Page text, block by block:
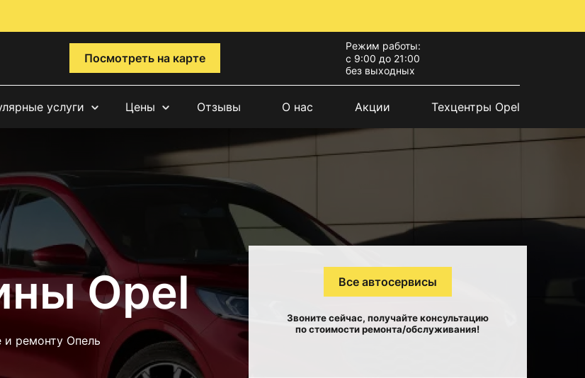
Посмотреть на карте
Режим работы:
с 9:00 до 21:00
без выходных
услуги Цены Отзывы О нас Акции Техцентры Opel
Opel
и ремонту Опель
Все автосервисы
Звоните сейчас, получайте консультацию
по стоимости ремонта/обслуживания!